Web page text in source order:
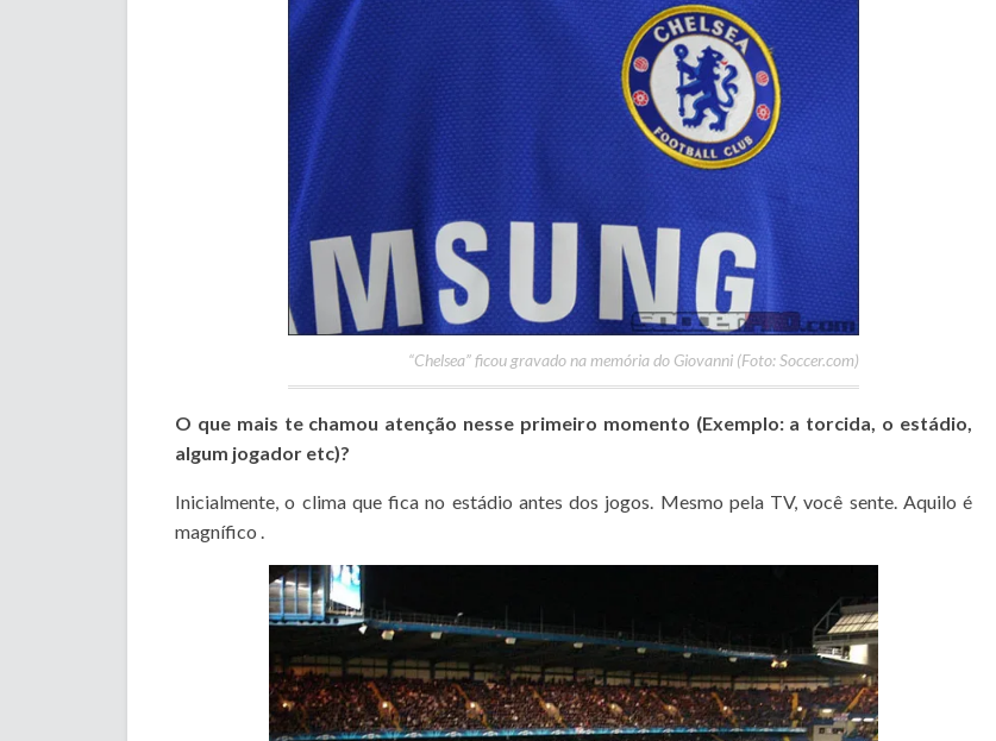
“Chelsea” ficou gravado na memória do Giovanni (Foto: Soccer.com)
O que mais te chamou atenção nesse primeiro momento (Exemplo: a torcida, o estádio,
algum jogador etc)?
Inicialmente, o clima que fica no estádio antes dos jogos. Mesmo pela TV, você sente. Aquilo é
magnífico .